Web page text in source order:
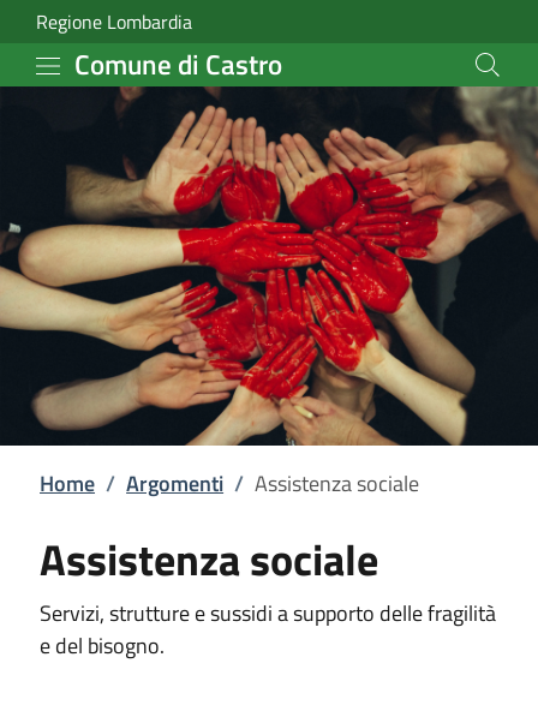
Vai al contenuto principale
Assistenza sociale |
Regione Lombardia
Comune di Castro
Home / Argomenti / Assistenza sociale
Assistenza sociale
Servizi, strutture e sussidi a supporto delle fragilità
e del bisogno.